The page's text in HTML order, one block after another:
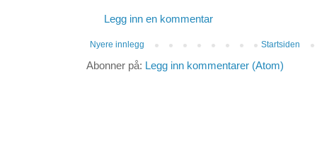
Legg inn en kommentar
Nyere innlegg Startsiden
Abonner på: Legg inn kommentarer (Atom)